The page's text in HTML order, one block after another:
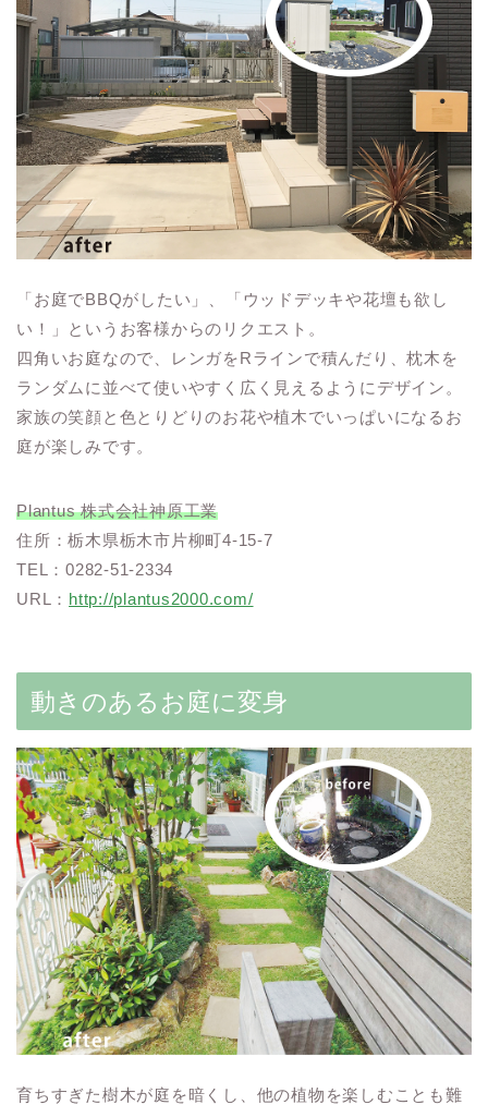
「お庭でBBQがしたい」、「ウッドデッキや花壇も欲し
い！」というお客様からのリクエスト。
四角いお庭なので、レンガをRラインで積んだり、枕木を
ランダムに並べて使いやすく広く見えるようにデザイン。
家族の笑顔と色とりどりのお花や植木でいっぱいになるお
庭が楽しみです。
Plantus 株式会社神原工業
住所：栃木県栃木市片柳町4-15-7
TEL：0282-51-2334
URL： http://plantus2000.com/
動きのあるお庭に変身
育ちすぎた樹木が庭を暗くし、他の植物を楽しむことも難